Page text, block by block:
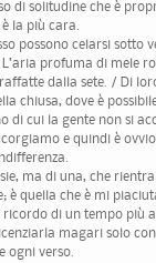
di solitudine che è
la più cara.
possono celarsi sotto
profuma di mele
dalla sete. / Di
chiusa, dove è
di cui la gente non si
e quindi è
ma di una, che
è quella che è mi
di un tempo più
magari solo
ogni verso.